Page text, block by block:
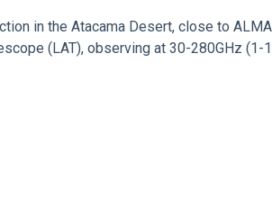
in the Atacama Desert, close to
(LAT), observing at 30-280GHz (1-